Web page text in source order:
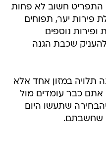
התפריט חשוב לא פחות
פירות יער, תפוחים
ופירות נוספים
שכבת הגנה
תלויה במזון אחד אלא
כבר עומדים מול
שתעשו היום
שחשבתם.